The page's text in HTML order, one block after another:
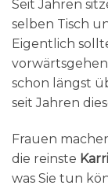
Seit Jahren
selben Tisch
Eigentlich
schon längst
seit Jahren
Frauen
die reinste
was Sie tun